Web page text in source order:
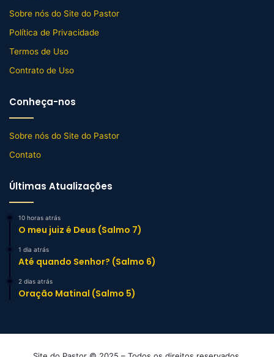
Sobre nós do Site do Pastor
Política de Privacidade
Termos de Uso
Contrato de Uso
Conheça-nos
Sobre nós do Site do Pastor
Contato
Últimas Atualizações
10 horas atrás
O meu juiz é Deus (Salmo 7)
1 dia atrás
Até quando Senhor? (Salmo 6)
2 dias atrás
Oração Matinal (Salmo 5)